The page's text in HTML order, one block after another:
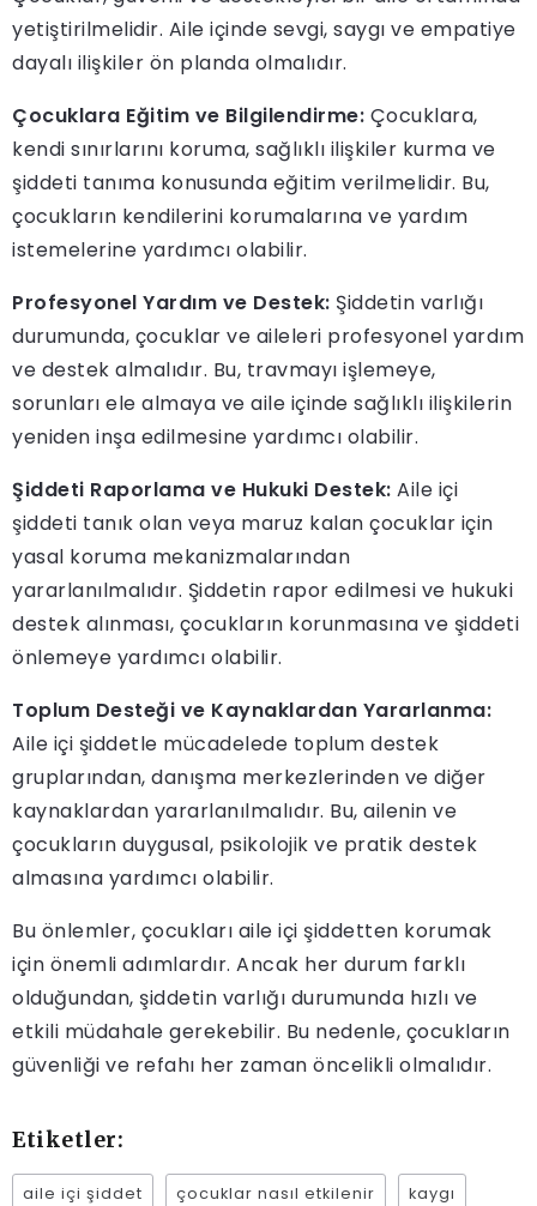
yetiştirilmelidir. Aile içinde sevgi, saygı ve empatiye
dayalı ilişkiler ön planda olmalıdır.
Çocuklara Eğitim ve Bilgilendirme: Çocuklara,
kendi sınırlarını koruma, sağlıklı ilişkiler kurma ve
şiddeti tanıma konusunda eğitim verilmelidir. Bu,
çocukların kendilerini korumalarına ve yardım
istemelerine yardımcı olabilir.
Profesyonel Yardım ve Destek: Şiddetin varlığı
durumunda, çocuklar ve aileleri profesyonel yardım
ve destek almalıdır. Bu, travmayı işlemeye,
sorunları ele almaya ve aile içinde sağlıklı ilişkilerin
yeniden inşa edilmesine yardımcı olabilir.
Şiddeti Raporlama ve Hukuki Destek: Aile içi
şiddeti tanık olan veya maruz kalan çocuklar için
yasal koruma mekanizmalarından
yararlanılmalıdır. Şiddetin rapor edilmesi ve hukuki
destek alınması, çocukların korunmasına ve şiddeti
önlemeye yardımcı olabilir.
Toplum Desteği ve Kaynaklardan Yararlanma:
Aile içi şiddetle mücadelede toplum destek
gruplarından, danışma merkezlerinden ve diğer
kaynaklardan yararlanılmalıdır. Bu, ailenin ve
çocukların duygusal, psikolojik ve pratik destek
almasına yardımcı olabilir.
Bu önlemler, çocukları aile içi şiddetten korumak
için önemli adımlardır. Ancak her durum farklı
olduğundan, şiddetin varlığı durumunda hızlı ve
etkili müdahale gerekebilir. Bu nedenle, çocukların
güvenliği ve refahı her zaman öncelikli olmalıdır.
Etiketler:
aile içi şiddet çocuklar nasıl etkilenir kaygı